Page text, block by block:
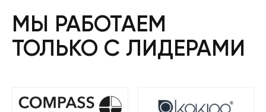
МЫ РАБОТАЕМ
ТОЛЬКО С ЛИДЕРАМИ